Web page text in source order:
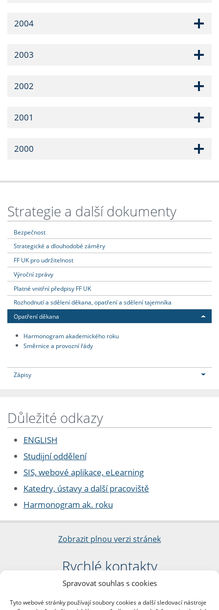
Spravovat souhlas s cookies
Tyto webové stránky používají soubory cookies a další sledovací nástroje
2004
2003
2002
2001
2000
Strategie a další dokumenty
Bezpečnost
Strategické a dlouhodobé záměry
FF UK pro udržitelnost
Výroční zprávy
Platné vnitřní předpisy FF UK
Rozhodnutí a sdělení děkana, opatření a sdělení tajemníka
Opatření děkana
Harmonogram akademického roku
Směrnice a provozní řády
Zápisy
Důležité odkazy
ENGLISH
Studijní oddělení
SIS, webové aplikace, eLearning
Katedry, ústavy a další pracoviště
Harmonogram ak. roku
Zobrazit plnou verzi stránek
Rychlé kontakty
Filozofická fakulta
nám. Jana Palacha 1/2